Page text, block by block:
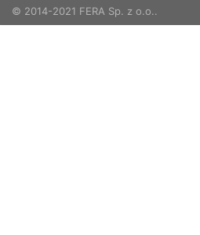
© 2014-2021 FERA Sp. z o.o..